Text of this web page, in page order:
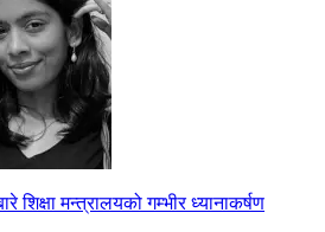
शिक्षा मन्त्रालयको गम्भीर ध्यानाकर्षण